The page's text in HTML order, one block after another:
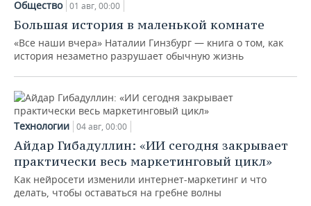
Общество 01 авг, 00:00
Большая история в маленькой комнате
«Все наши вчера» Наталии Гинзбург — книга о том, как
история незаметно разрушает обычную жизнь
Технологии 04 авг, 00:00
Айдар Гибадуллин: «ИИ сегодня закрывает
практически весь маркетинговый цикл»
Как нейросети изменили интернет-маркетинг и что
делать, чтобы оставаться на гребне волны